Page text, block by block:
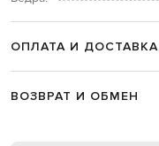
ОПЛАТА И ДОСТАВКА
ВОЗВРАТ И ОБМЕН